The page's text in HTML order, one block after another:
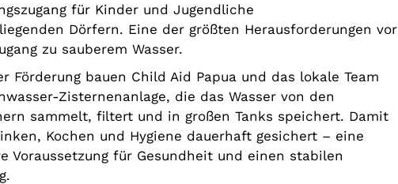
für Kinder und Jugendliche
Dörfern. Eine der größten Herausforderungen vor
zu sauberem Wasser.
Förderung bauen Child Aid Papua und das lokale Team
Zisternenanlage, die das Wasser von den
sammelt, filtert und in großen Tanks speichert. Damit
Kochen und Hygiene dauerhaft gesichert – eine
Voraussetzung für Gesundheit und einen stabilen